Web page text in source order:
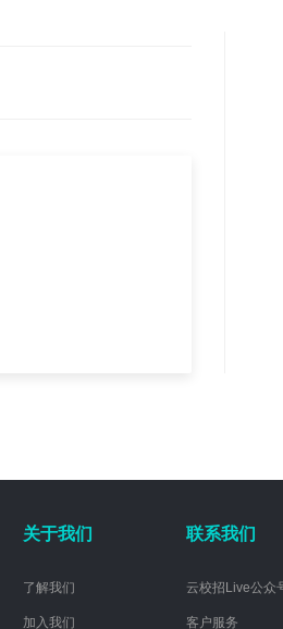
关于我们
了解我们
加入我们
联系我们
云校招Live公众
客户服务